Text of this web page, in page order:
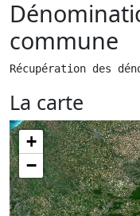
commune
Récupération des
La carte
+
−